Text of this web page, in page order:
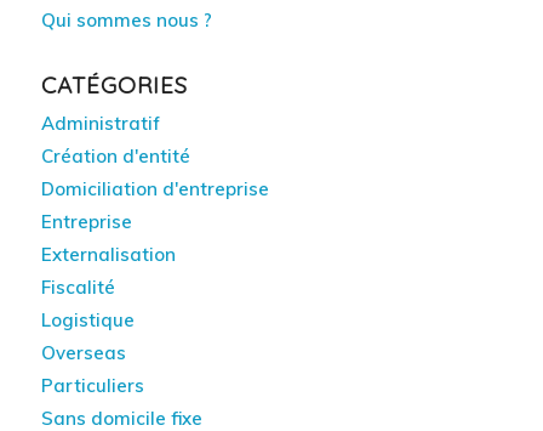
Qui sommes nous ?
CATÉGORIES
Administratif
Création d'entité
Domiciliation d'entreprise
Entreprise
Externalisation
Fiscalité
Logistique
Overseas
Particuliers
Sans domicile fixe